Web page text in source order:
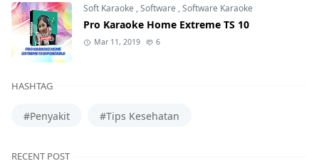
Soft Karaoke ,Software ,Software Karaoke
Pro Karaoke Home Extreme TS 10
Mar 11, 2019 6
HASHTAG
#Penyakit #Tips Kesehatan
RECENT POST